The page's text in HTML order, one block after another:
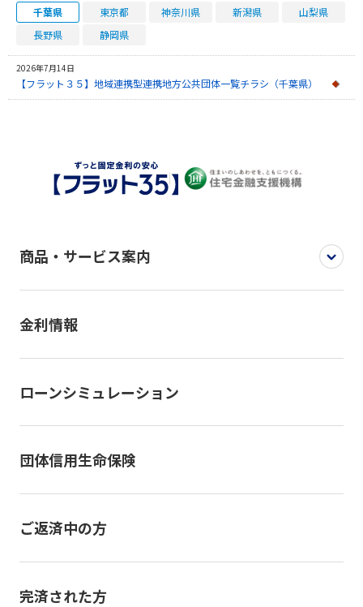
千葉県
東京都 神奈川県 新潟県
山梨県
長野県
静岡県
2026年7月14日
【フラット３５】地域連携型連携地方公共団体一覧チラシ（千葉県）
商品・サービス案内
金利情報
ローンシミュレーション
団体信用生命保険
ご返済中の方
完済された方